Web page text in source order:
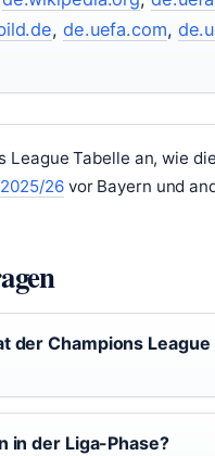
, de.uefa.com,
League Tabelle an, wie
26vor Bayern und
der Champions League
in der Liga-Phase?